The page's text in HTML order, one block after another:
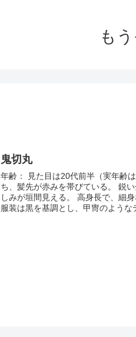
も
鬼切丸
年齢： 見た目は20代前半（実年齢
ち、髪先が赤みを帯びている。 鋭
しみが垣間見える。 高身長で、細
服装は黒を基調とし、甲冑のような